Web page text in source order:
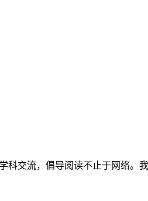
科交流，倡导阅读不止于网络。